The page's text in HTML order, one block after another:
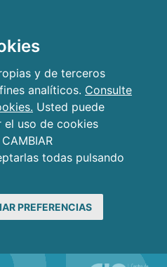
y de terceros
analíticos. Consulte
Usted puede
uso de cookies
todas pulsando
PREFERENCIAS